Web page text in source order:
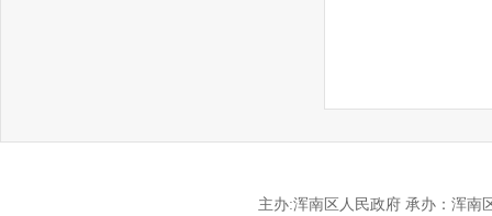
主办:浑南区人民政府 承办：浑